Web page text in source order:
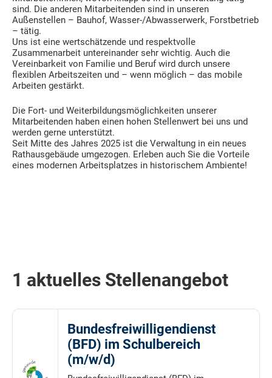
sind. Die anderen Mitarbeitenden sind in unseren
Außenstellen – Bauhof, Wasser-/Abwasserwerk, Forstbetrieb
– tätig.
Uns ist eine wertschätzende und respektvolle
Zusammenarbeit untereinander sehr wichtig. Auch die
Vereinbarkeit von Familie und Beruf wird durch unsere
flexiblen Arbeitszeiten und – wenn möglich – das mobile
Arbeiten gestärkt.
Die Fort- und Weiterbildungsmöglichkeiten unserer
Mitarbeitenden haben einen hohen Stellenwert bei uns und
werden gerne unterstützt.
Seit Mitte des Jahres 2025 ist die Verwaltung in ein neues
Rathausgebäude umgezogen. Erleben auch Sie die Vorteile
eines modernen Arbeitsplatzes in historischem Ambiente!
1 aktuelles Stellenangebot
Bundesfreiwilligendienst
(BFD) im Schulbereich
(m/w/d)